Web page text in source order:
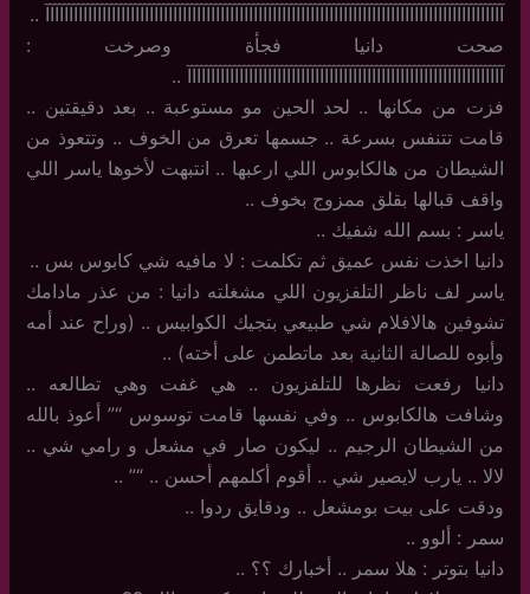
آآآآآآآآآآآآآآآآآآآآآآآآآآآآآآآآآآآآآآآآآآآآآآآآآآآآآآآآآآآآآآآآآآآآآآآآآآآآآآآآآآآآآآآآآآآآآآآآآ ..
صحت دانيا فجأة وصرخت :
آآآآآآآآآآآآآآآآآآآآآآآآآآآآآآآآآآآآآآآآآآآآآآآآآآآآآآآآآآآآآآآآآآآ ..
فزت من مكانها .. لحد الحين مو مستوعبة .. بعد دقيقتين ..
قامت تتنفس بسرعة .. جسمها تعرق من الخوف .. وتتعوذ من
الشيطان من هالكابوس اللي ارعبها .. انتبهت لأخوها ياسر اللي
واقف قبالها بقلق ممزوج بخوف ..
ياسر : بسم الله شفيك ..
دانيا اخذت نفس عميق ثم تكلمت : لا مافيه شي كابوس بس ..
ياسر لف ناظر التلفزيون اللي مشغلته دانيا : من عذر مادامك
تشوفين هالافلام شي طبيعي بتجيك الكوابيس .. (وراح عند أمه
وأبوه للصالة الثانية بعد ماتطمن على أخته) ..
دانيا رفعت نظرها للتلفزيون .. هي غفت وهي تطالعه ..
وشافت هالكابوس .. وفي نفسها قامت توسوس “” أعوذ بالله
من الشيطان الرجيم .. ليكون صار في مشعل و رامي شي ..
لالا .. يارب لايصير شي .. أقوم أكلمهم أحسن .. “” ..
ودقت على بيت بومشعل .. ودقايق ردوا ..
سمر : ألوو ..
دانيا بتوتر : هلا سمر .. أخبارك ؟؟ ..